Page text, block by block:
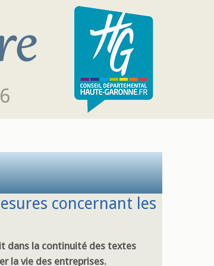
concernant les
dans la continuité des textes
la vie des entreprises.